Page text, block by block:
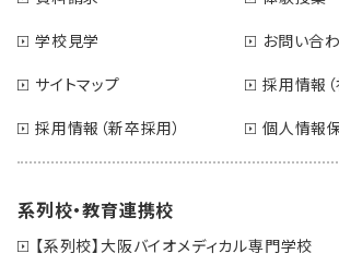
学校見学
お問い合
サイトマップ
採用情報
採用情報（新卒採用）
個人情報
系列校・教育連携校
【系列校】大阪バイオメディカル専門学校